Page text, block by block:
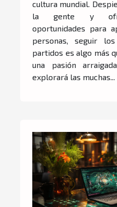
cultura mundial.
la gente y
oportunidades para
personas, seguir
partidos es algo más
una pasión
explorará las muchas...